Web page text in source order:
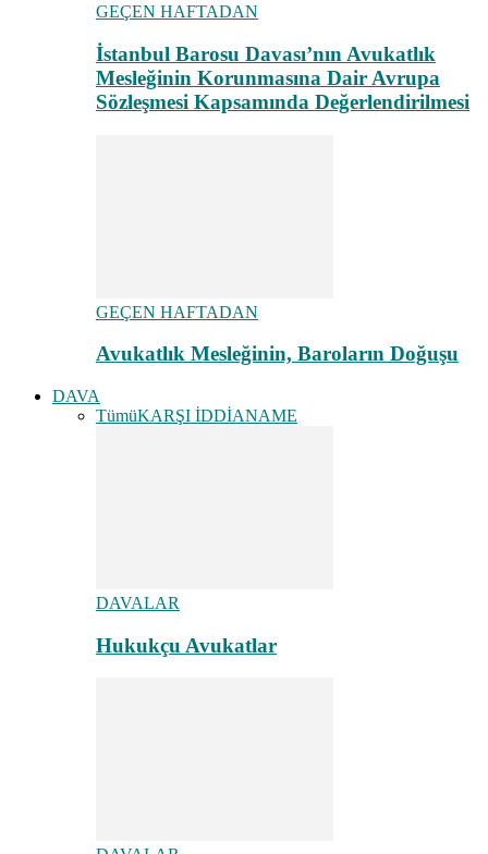
GEÇEN HAFTADAN
İstanbul Barosu Davası’nın Avukatlık
Mesleğinin Korunmasına Dair Avrupa
Sözleşmesi Kapsamında Değerlendirilmesi
GEÇEN HAFTADAN
Avukatlık Mesleğinin, Baroların Doğuşu
DAVA
TümüKARŞI İDDİANAME
DAVALAR
Hukukçu Avukatlar